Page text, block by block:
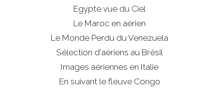
Egypte vue du Ciel
Le Maroc en aérien
Le Monde Perdu du Venezuela
Sélection d'aériens au Brésil
Images aériennes en Italie
En suivant le fleuve Congo